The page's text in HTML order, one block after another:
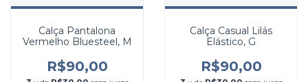
Calça Pantalona
Vermelho Bluesteel, M
R$90,00
Calça Casual Lilás
Elástico, G
R$90,00